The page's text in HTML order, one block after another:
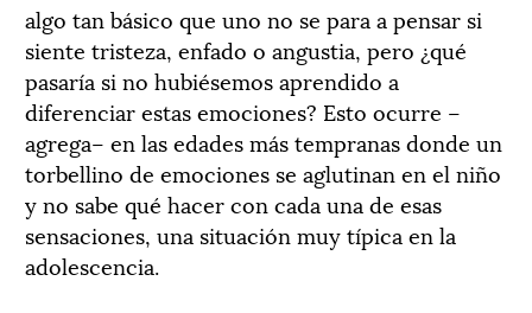
algo tan básico que uno no se para a pensar si
siente tristeza, enfado o angustia, pero ¿qué
pasaría si no hubiésemos aprendido a
diferenciar estas emociones? Esto ocurre –
agrega– en las edades más tempranas donde un
torbellino de emociones se aglutinan en el niño
y no sabe qué hacer con cada una de esas
sensaciones, una situación muy típica en la
adolescencia.